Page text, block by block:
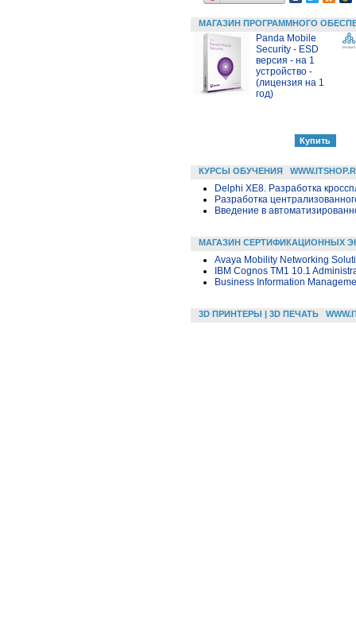
МАГАЗИН ПРОГРАММНОГО
Panda Mobile
Security - ESD
версия - на 1
устройство -
(лицензия на 1
год)
КУРСЫ ОБУЧЕНИЯ
Delphi XE8. Разработка
Разработка
Введение в
МАГАЗИН СЕРТИФИКАЦИОННЫХ
Avaya Mobility Networking
IBM Cognos TM1 10.1
Business Information
3D ПРИНТЕРЫ | 3D ПЕЧАТЬ